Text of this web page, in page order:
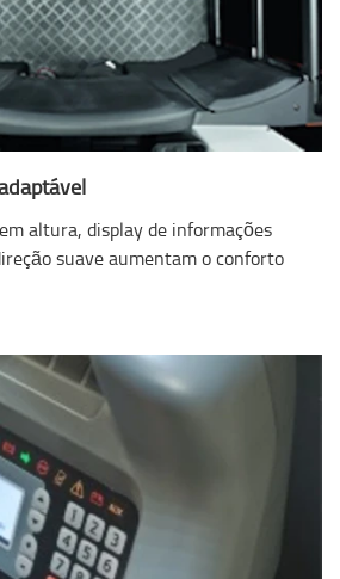
altura, display de informações
suave aumentam o conforto